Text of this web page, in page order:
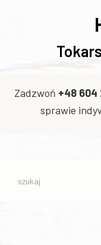
Zadzwoń +48 604
sprawie